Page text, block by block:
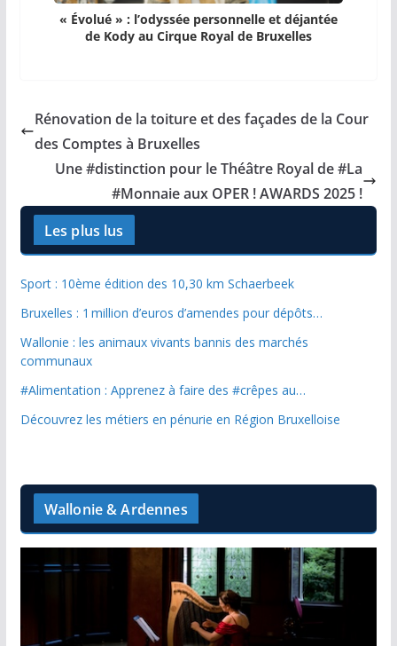
« Évolué » : l’odyssée personnelle et déjantée
de Kody au Cirque Royal de Bruxelles
Rénovation de la toiture et des façades de la Cour
des Comptes à Bruxelles
Une #distinction pour le Théâtre Royal de #La
#Monnaie aux OPER ! AWARDS 2025 !
Les plus lus
Sport : 10ème édition des 10,30 km Schaerbeek
Bruxelles : 1 million d’euros d’amendes pour dépôts…
Wallonie : les animaux vivants bannis des marchés
communaux
#Alimentation : Apprenez à faire des #crêpes au…
Découvrez les métiers en pénurie en Région Bruxelloise
Wallonie & Ardennes